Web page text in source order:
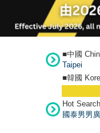
■中國
Taipei
■韓國
Hot
國泰男男